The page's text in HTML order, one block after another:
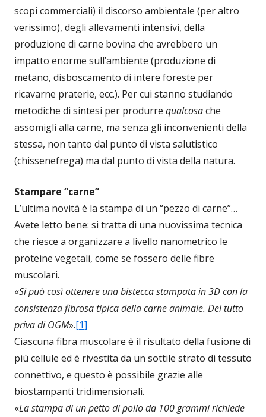
scopi commerciali) il discorso ambientale (per altro
verissimo), degli allevamenti intensivi, della
produzione di carne bovina che avrebbero un
impatto enorme sull’ambiente (produzione di
metano, disboscamento di intere foreste per
ricavarne praterie, ecc.). Per cui stanno studiando
metodiche di sintesi per produrre qualcosache
assomigli alla carne, ma senza gli inconvenienti della
stessa, non tanto dal punto di vista salutistico
(chissenefrega) ma dal punto di vista della natura.
Stampare “carne”
L’ultima novità è la stampa di un “pezzo di carne”…
Avete letto bene: si tratta di una nuovissima tecnica
che riesce a organizzare a livello nanometrico le
proteine vegetali, come se fossero delle fibre
muscolari.
«Si può così ottenere una bistecca stampata in 3D con la
consistenza fibrosa tipica della carne animale. Del tutto
priva di OGM».[1]
Ciascuna fibra muscolare è il risultato della fusione di
più cellule ed è rivestita da un sottile strato di tessuto
connettivo, e questo è possibile grazie alle
biostampanti tridimensionali.
«La stampa di un petto di pollo da 100 grammi richiede